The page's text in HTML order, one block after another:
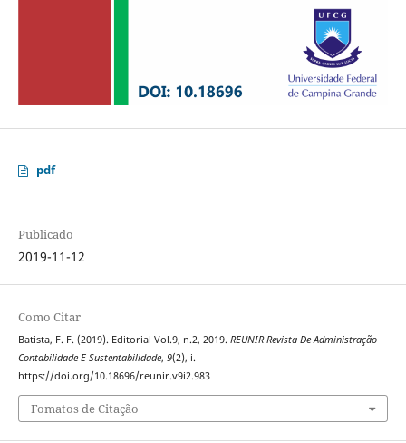
pdf
Publicado
2019-11-12
Como Citar
Batista, F. F. (2019). Editorial Vol.9, n.2, 2019. REUNIR Revista De Administração
Contabilidade E Sustentabilidade, 9(2), i.
https://doi.org/10.18696/reunir.v9i2.983
Fomatos de Citação